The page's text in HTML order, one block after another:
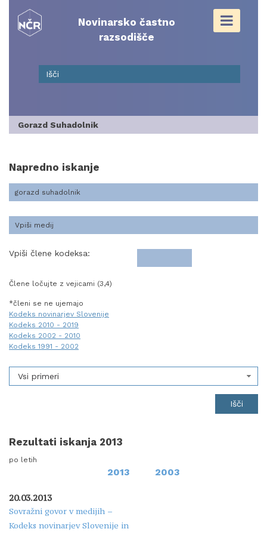
content
Novinarsko častno
razsodišče
Gorazd Suhadolnik
Napredno iskanje
Vpiši člene kodeksa:
Člene ločujte z vejicami (3,4)
*členi se ne ujemajo
Kodeks novinarjev Slovenije
Kodeks 2010 - 2019
Kodeks 2002 - 2010
Kodeks 1991 - 2002
Vsi primeri
Rezultati iskanja 2013
po letih
2013 2003
20.03.2013
Sovražni govor v medijih –
Kodeks novinarjev Slovenije in